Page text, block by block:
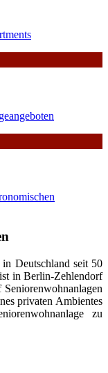
Deutschland seit 50
in Berlin-Zehlendorf
privaten Ambientes
zu